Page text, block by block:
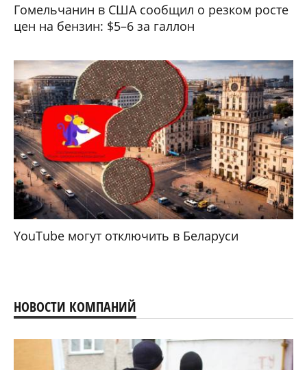
Гомельчанин в США сообщил о резком росте
цен на бензин: $5–6 за галлон
YouTube могут отключить в Беларуси
НОВОСТИ КОМПАНИЙ